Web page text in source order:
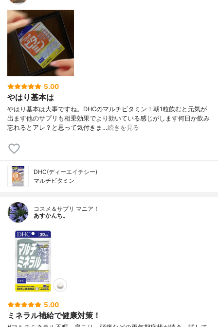
5.00
やはり基本は
やはり基本は大事ですね。DHCのマルチビタミン！朝1粒飲むと元気が
出ます他のサプリも相乗効果でより効いている感じがします何日か飲み
忘れるとアレ？と思って気付きま…続きを見る
DHC(ディーエイチシー)
マルチビタミン
コスメ＆サプリ マニア！
あすかんち。
5.00
ミネラル補給で健康対策！